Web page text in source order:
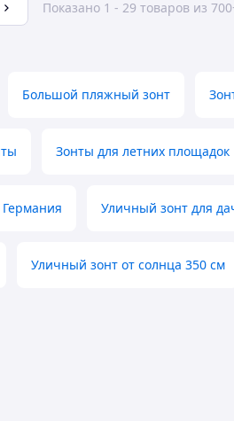
Показано 1 - 29 товаров из
Большой пляжный зонт
Зонты для летних площадок
Уличный зонт для
Уличный зонт от солнца 350 см